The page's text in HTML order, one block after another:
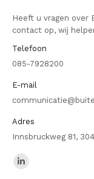
Heeft u vragen over
contact op, wij
Telefoon
085-7928200
E-mail
Adres
Innsbruckweg 81,
Find us on:
Linkedin